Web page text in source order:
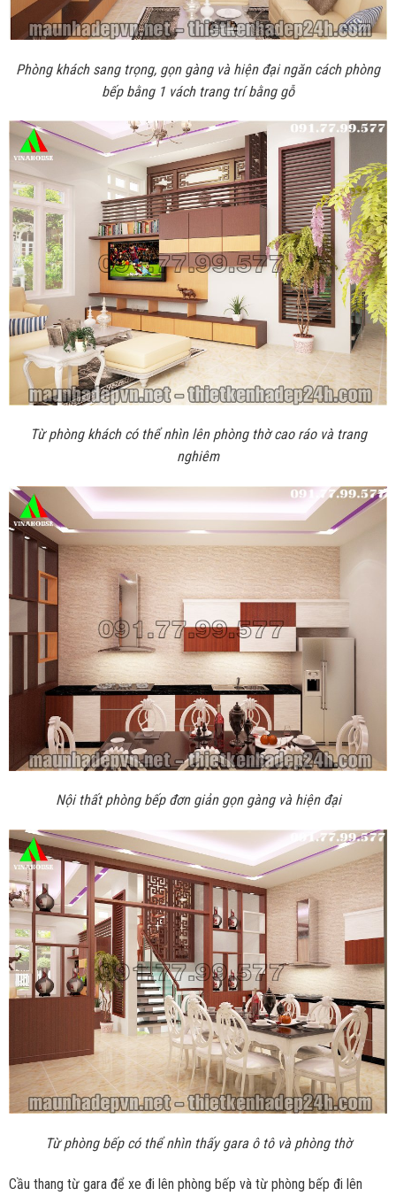
Phòng khách sang trọng, gọn gàng và hiện đại ngăn cách phòng
bếp bằng 1 vách trang trí bằng gỗ
Từ phòng khách có thể nhìn lên phòng thờ cao ráo và trang
nghiêm
Nội thất phòng bếp đơn giản gọn gàng và hiện đại
Từ phòng bếp có thể nhìn thấy gara ô tô và phòng thờ
Cầu thang từ gara để xe đi lên phòng bếp và từ phòng bếp đi lên